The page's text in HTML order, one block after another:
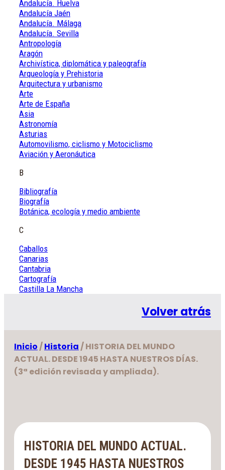
Andalucía. Huelva
Andalucía Jaén
Andalucía. Málaga
Andalucía. Sevilla
Antropología
Aragón
Archivística, diplomática y paleografía
Arqueología y Prehistoria
Arquitectura y urbanismo
Arte
Arte de España
Asia
Astronomía
Asturias
Automovilismo, ciclismo y Motociclismo
Aviación y Aeronáutica
B
Bibliografía
Biografía
Botánica, ecología y medio ambiente
C
Caballos
Canarias
Cantabria
Cartografía
Castilla La Mancha
Cervantes
Ciencia y tecnología
Cinematografía
Clásicos españoles
Clásicos griegos y latinos
Criminología
Deportes
Volver atrás
Inicio /Historia / HISTORIA DEL MUNDO
ACTUAL. DESDE 1945 HASTA NUESTROS DÍAS.
(3ª edición revisada y ampliada).
HISTORIA DEL MUNDO ACTUAL.
DESDE 1945 HASTA NUESTROS